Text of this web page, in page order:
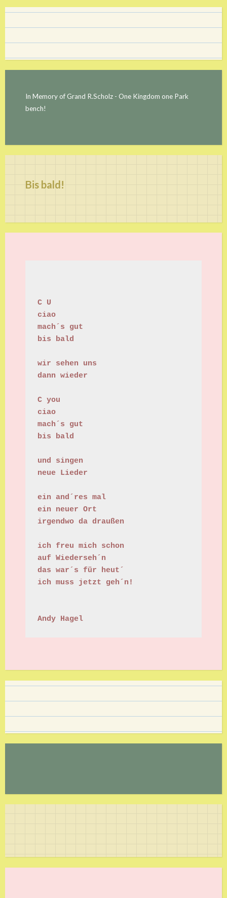
In Memory of Grand R.Scholz - One Kingdom one Park
bench!
Bis bald!
C U
ciao
mach´s gut
bis bald
wir sehen uns
dann wieder
C you
ciao
mach´s gut
bis bald
und singen
neue Lieder
ein and´res mal
ein neuer Ort
irgendwo da draußen
ich freu mich schon
auf Wiederseh´n
das war´s für heut´
ich muss jetzt geh´n!
Andy Hagel